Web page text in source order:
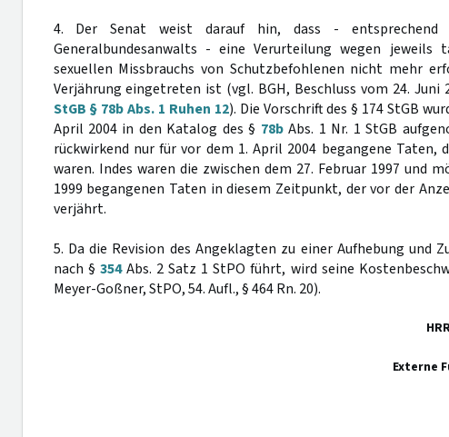
4. Der Senat weist darauf hin, dass - entsprechend
Generalbundesanwalts - eine Verurteilung wegen jeweils
sexuellen Missbrauchs von Schutzbefohlenen nicht mehr
Verjährung eingetreten ist (vgl. BGH, Beschluss vom 24. Juni
StGB § 78b Abs. 1 Ruhen 12). Die Vorschrift des § 174 StGB
April 2004 in den Katalog des § 78bAbs. 1 Nr. 1 StGB
rückwirkend nur für vor dem 1. April 2004 begangene
waren. Indes waren die zwischen dem 27. Februar 1997 und
1999 begangenen Taten in diesem Zeitpunkt, der vor der
verjährt.
5. Da die Revision des Angeklagten zu einer Aufhebung und
nach § 354Abs. 2 Satz 1 StPO führt, wird seine
Meyer-Goßner, StPO, 54. Aufl., § 464 Rn. 20).
Externe